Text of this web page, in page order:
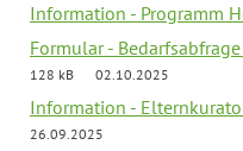
Information - Programm
Formular -
128 kB
02.10.2025
Information -
26.09.2025